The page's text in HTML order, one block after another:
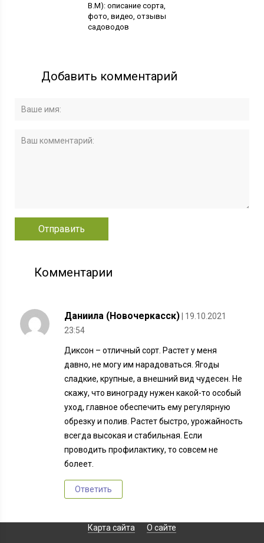
В.М): описание сорта,
фото, видео, отзывы
садоводов
Добавить комментарий
Комментарии
Даниила (Новочеркасск)
| 19.10.2021
23:54
Диксон – отличный сорт. Растет у меня
давно, не могу им нарадоваться. Ягоды
сладкие, крупные, а внешний вид чудесен. Не
скажу, что винограду нужен какой-то особый
уход, главное обеспечить ему регулярную
обрезку и полив. Растет быстро, урожайность
всегда высокая и стабильная. Если
проводить профилактику, то совсем не
болеет.
Ответить
Карта сайта О сайте